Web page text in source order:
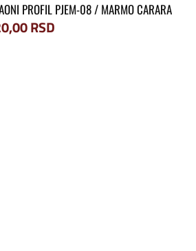
PROFIL PJEM-08 / MARMO CARARA
RSD